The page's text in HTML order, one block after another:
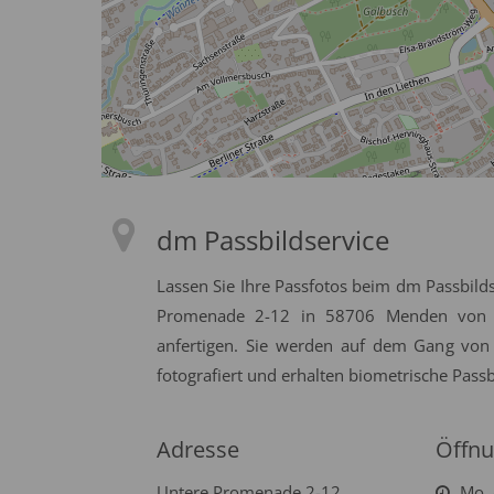
dm Passbildservice
Lassen Sie Ihre Passfotos beim dm
Promenade 2-12 in 58706 Menden
anfertigen. Sie werden auf dem Gang
fotografiert und erhalten biometrische
Adresse